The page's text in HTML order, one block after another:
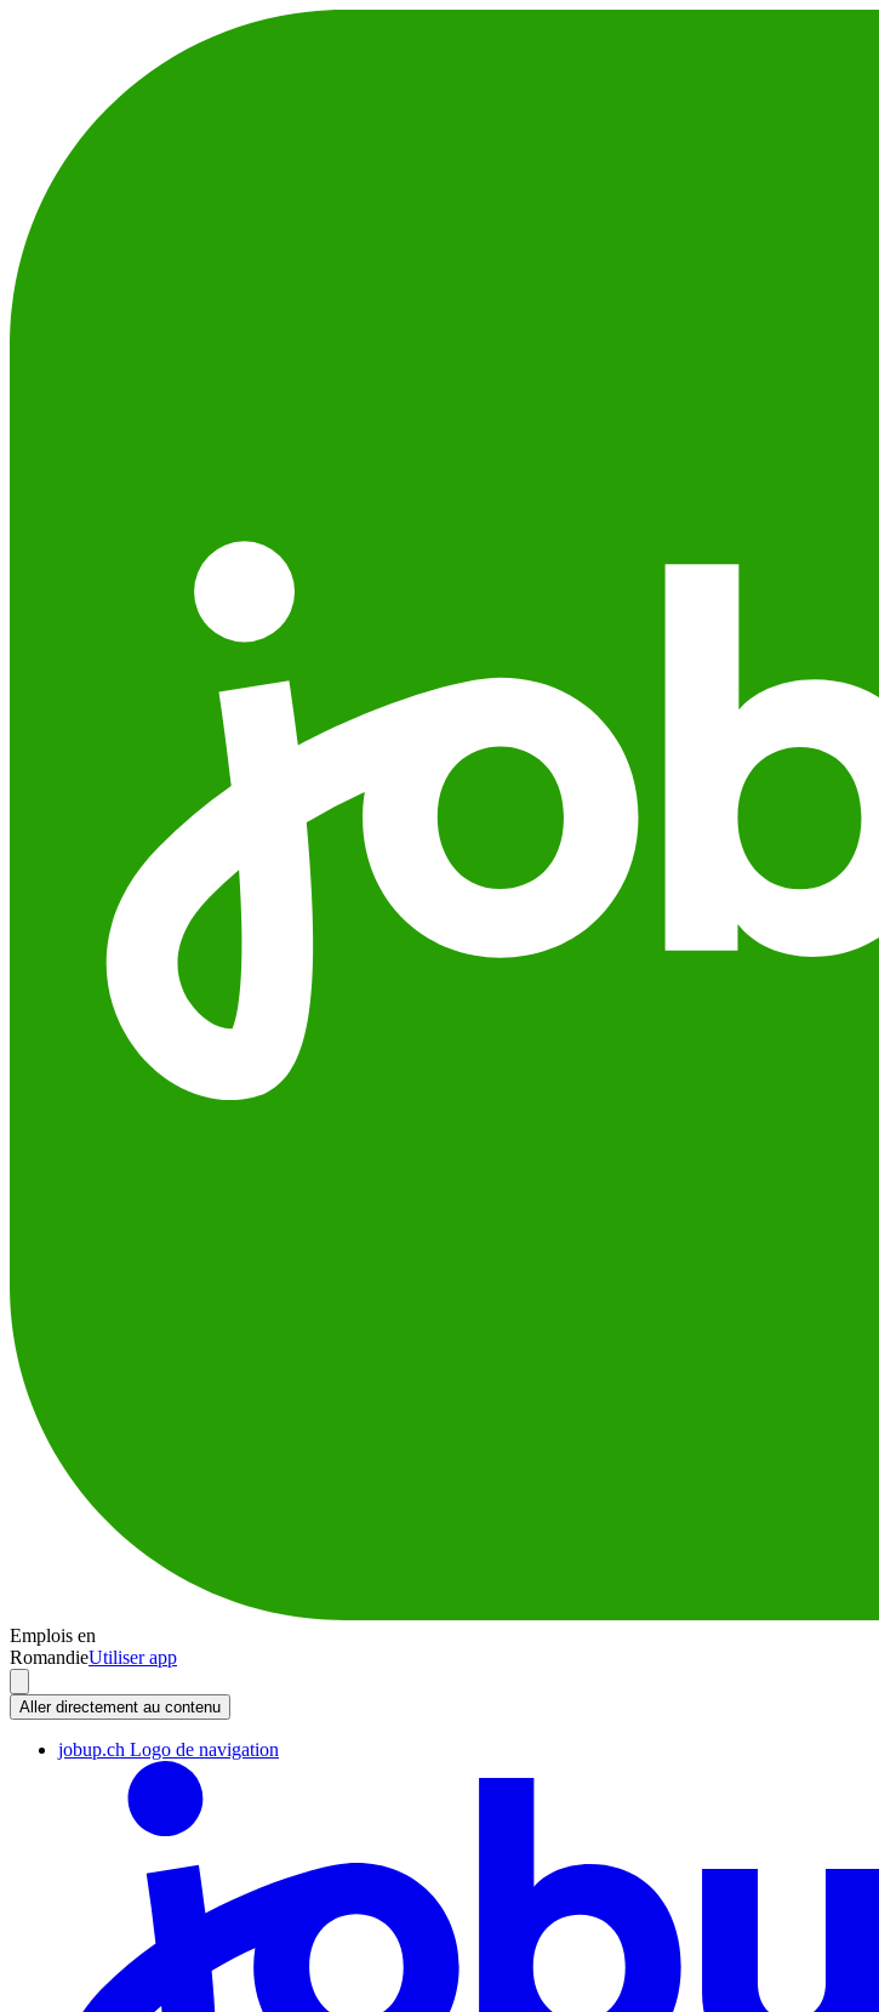
Emplois en
RomandieUtiliser app
Aller directement au contenu
jobup.ch Logo de navigation